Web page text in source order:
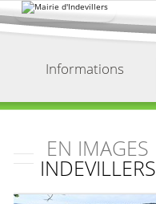
au
contenu.
Informations
EN IMAGES
INDEVILLERS